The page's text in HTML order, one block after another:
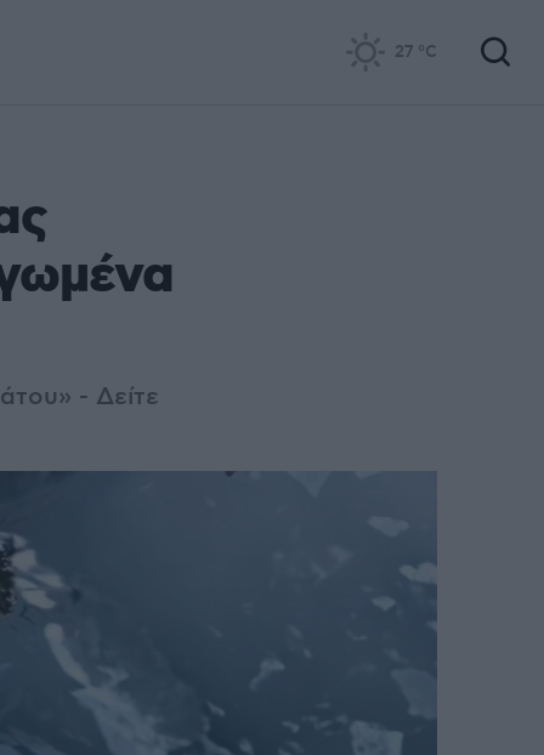
27 °C
- Δείτε